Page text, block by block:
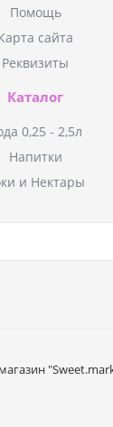
Помощь
сайта
Реквизиты
Каталог
0,25 - 2,5л
Напитки
и Нектары